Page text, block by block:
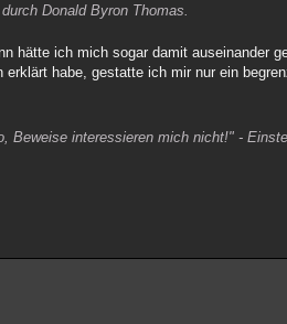
Donald Byron Thomas.
hätte ich mich sogar damit auseinander
erklärt habe, gestatte ich mir nur ein
Beweise interessieren mich nicht!" -